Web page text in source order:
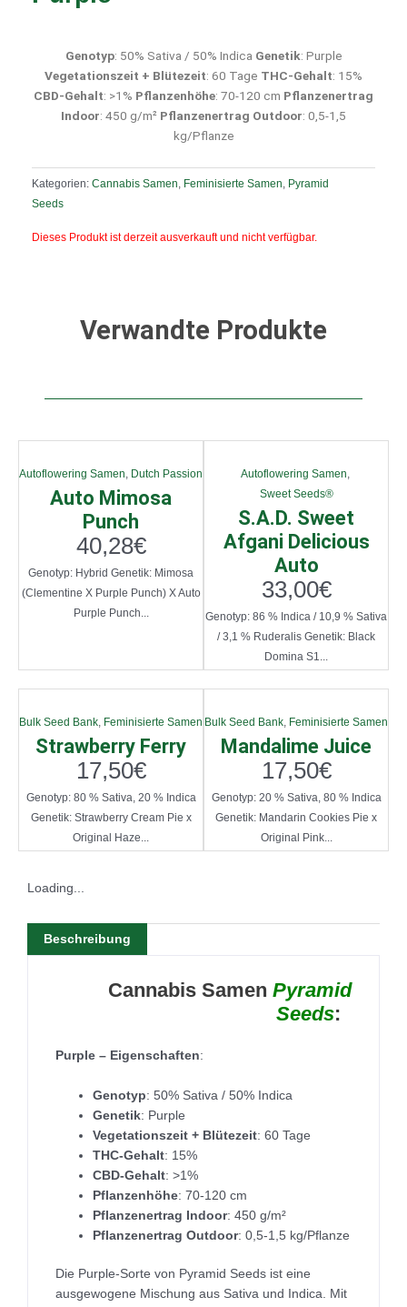
Genotyp: 50% Sativa / 50% Indica Genetik: Purple
Vegetationszeit + Blütezeit: 60 Tage THC-Gehalt: 15%
CBD-Gehalt: >1% Pflanzenhöhe: 70-120 cm Pflanzenertrag
Indoor: 450 g/m² Pflanzenertrag Outdoor: 0,5-1,5
kg/Pflanze
Kategorien: Cannabis Samen, Feminisierte Samen, Pyramid
Seeds
Dieses Produkt ist derzeit ausverkauft und nicht verfügbar.
Verwandte Produkte
Autoflowering Samen Dutch Passion
Auto Mimosa
Punch
40,28€
Genotyp: Hybrid Genetik: Mimosa
(Clementine X Purple Punch) X Auto
Purple Punch...
Autoflowering Samen
Sweet Seeds®
S.A.D. Sweet
Afgani Delicious
Auto
33,00€
Genotyp: 86 % Indica / 10,9 % Sativa
/ 3,1 % Ruderalis Genetik: Black
Domina S1...
Bulk Seed Bank Feminisierte Samen
Strawberry Ferry
17,50€
Genotyp: 80 % Sativa, 20 % Indica
Genetik: Strawberry Cream Pie x
Original Haze...
Bulk Seed Bank Feminisierte Samen
Mandalime Juice
17,50€
Genotyp: 20 % Sativa, 80 % Indica
Genetik: Mandarin Cookies Pie x
Original Pink...
Loading...
Beschreibung
Cannabis Samen Pyramid
Seeds:
Purple – Eigenschaften:
Genotyp: 50% Sativa / 50% Indica
Genetik: Purple
Vegetationszeit + Blütezeit: 60 Tage
THC-Gehalt: 15%
CBD-Gehalt: >1%
Pflanzenhöhe: 70-120 cm
Pflanzenertrag Indoor: 450 g/m²
Pflanzenertrag Outdoor: 0,5-1,5 kg/Pflanze
Die Purple-Sorte von Pyramid Seeds ist eine
ausgewogene Mischung aus Sativa und Indica. Mit